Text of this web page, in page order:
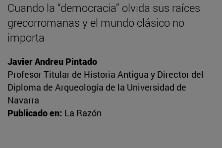
Cuando la “democracia” olvida sus raíces
grecorromanas y el mundo clásico no
importa
Javier Andreu Pintado
Profesor Titular de Historia Antigua y Director del
Diploma de Arqueología de la Universidad de
Navarra
Publicado en: La Razón